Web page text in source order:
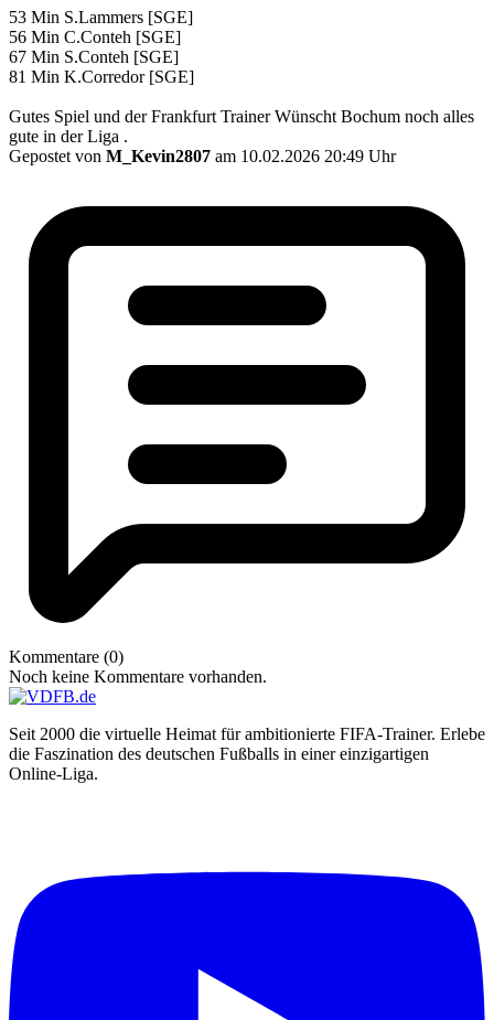
53 Min S.Lammers [SGE]
56 Min C.Conteh [SGE]
67 Min S.Conteh [SGE]
81 Min K.Corredor [SGE]
Gutes Spiel und der Frankfurt Trainer Wünscht Bochum noch alles
gute in der Liga .
Gepostet von M_Kevin2807 am 10.02.2026 20:49 Uhr
Kommentare (0)
Noch keine Kommentare vorhanden.
Seit 2000 die virtuelle Heimat für ambitionierte FIFA-Trainer. Erlebe
die Faszination des deutschen Fußballs in einer einzigartigen
Online-Liga.